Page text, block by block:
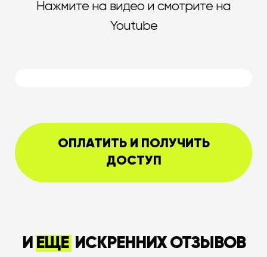
Нажмите на видео и смотрите на
Youtube
ОПЛАТИТЬ И ПОЛУЧИТЬ
ДОСТУП
И ЕЩЕ ИСКРЕННИХ ОТЗЫВОВ